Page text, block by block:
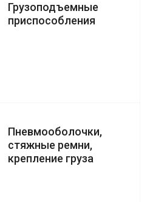
Грузоподъемные
приспособления
Пневмооболочки,
стяжные ремни,
крепление груза